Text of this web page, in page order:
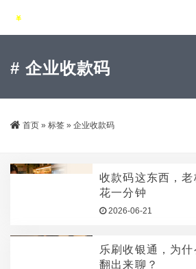
# 企业收款码
首页 » 标签 » 企业收款码
收款码这东西，
花一分钟
2026-06-21
乐刷收银通，为
翻出来聊？